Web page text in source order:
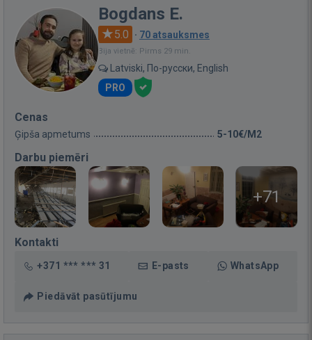
Bogdans E.
5.0 · 70 atsauksmes
Bija vietnē: Pirms 29 min.
Latviski, По-русски, English
PRO
Cenas
Ģipša apmetums 5-10€/M2
Darbu piemēri
+71
Kontakti
+371 *** *** 31 E-pasts WhatsApp
Piedāvāt pasūtījumu